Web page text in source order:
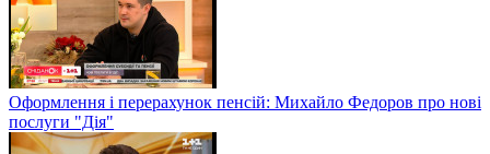
Оформлення і перерахунок пенсій: Михайло Федоров про нові
послуги "Дія"